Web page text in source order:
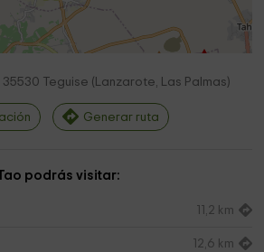
35530 Teguise ( Lanzarote, Las Palmas)
Generar ruta
podrás visitar:
11,2 km
12,6 km